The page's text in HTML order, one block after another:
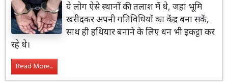
ये लोग ऐसे स्थानों की तलाश में थे, जहां भूमि
खरीदकर अपनी गतिविधियों का केंद्र बना सकें,
साथ ही हथियार बनाने के लिए धन भी इकट्ठा कर
रहे थे।
Read More...